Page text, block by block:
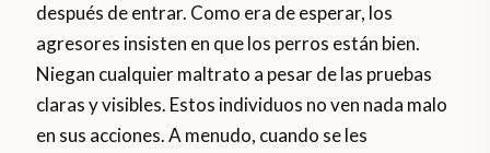
después de entrar. Como era de esperar, los
agresores insisten en que los perros están bien.
Niegan cualquier maltrato a pesar de las pruebas
claras y visibles. Estos individuos no ven nada malo
en sus acciones. A menudo, cuando se les